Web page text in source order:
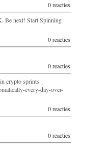
0 reacties
Be next! Start Spinning
0 reacties
0 reacties
crypto sprints
every-day-over-
0 reacties
0 reacties